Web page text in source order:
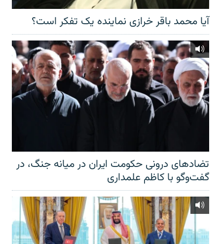
آیا محمد باقر خرازی نماینده یک تفکر است؟
تضادهای درونی حکومت ایران در میانه جنگ، در
گفت‌‌وگو با کاظم علمداری